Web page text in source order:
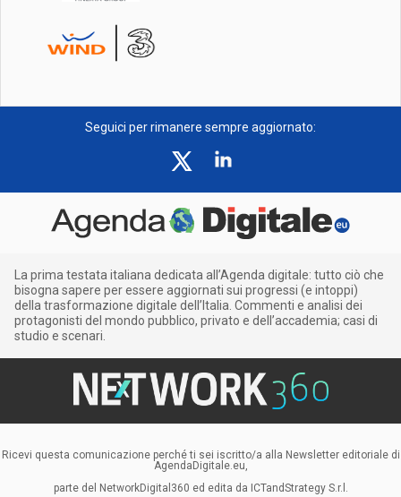
Seguici per rimanere sempre aggiornato:
La prima testata italiana dedicata all’Agenda digitale: tutto ciò che
bisogna sapere per essere aggiornati sui progressi (e intoppi)
della trasformazione digitale dell’Italia. Commenti e analisi dei
protagonisti del mondo pubblico, privato e dell’accademia; casi di
studio e scenari.
Ricevi questa comunicazione perché ti sei iscritto/a alla Newsletter editoriale di
AgendaDigitale.eu,
parte del NetworkDigital360 ed edita da ICTandStrategy S.r.l.